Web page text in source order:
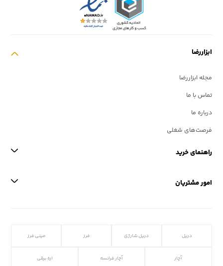
امور مشتریان
راهنمای خرید
ابزاررضا
مجله ابزاررضا
تماس با ما
درباره ما
فرصت‌های شغلی
دریل دریل شارژی فرز مینی فرز
آچار آچار فرانسه اره برقی